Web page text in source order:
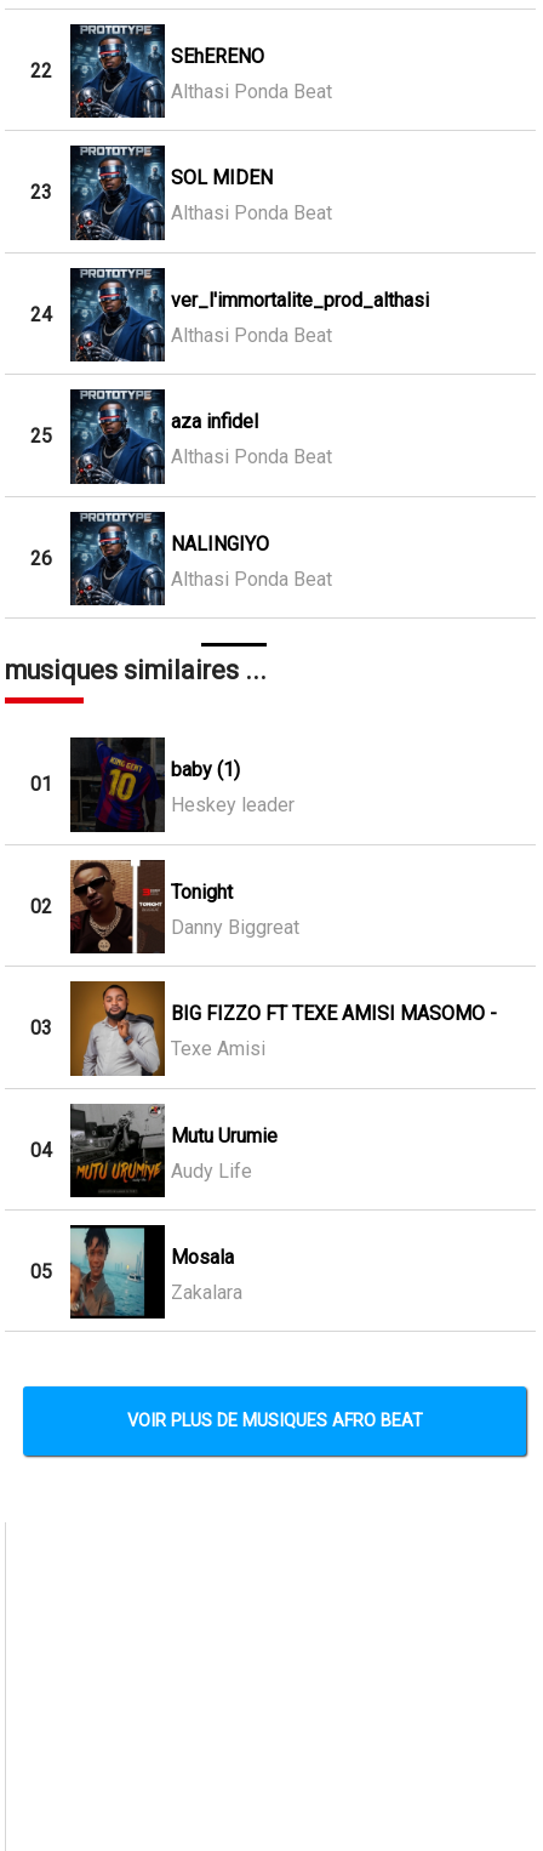
22
SEhERENO
Althasi Ponda Beat
23
SOL MIDEN
Althasi Ponda Beat
24
ver_l'immortalite_prod_althasi
Althasi Ponda Beat
25
aza infidel
Althasi Ponda Beat
26
NALINGIYO
Althasi Ponda Beat
musiques similaires ...
01
baby (1)
Heskey leader
02
Tonight
Danny Biggreat
03
BIG FIZZO FT TEXE AMISI MASOMO -
Texe Amisi
04
Mutu Urumie
Audy Life
05
Mosala
Zakalara
VOIR PLUS DE MUSIQUES AFRO BEAT